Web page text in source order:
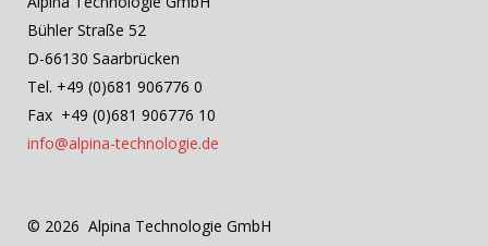
Bühler Straße 52
D-66130 Saarbrücken
Tel. +49 (0)681 906776 0
Fax +49 (0)681 906776 10
info@alpina-technologie.de
© 2026 Alpina Technologie GmbH